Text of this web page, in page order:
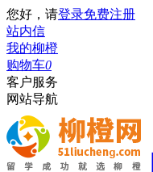
您好，请登录免费注册
站内信
我的柳橙
购物车0
客户服务
网站导航